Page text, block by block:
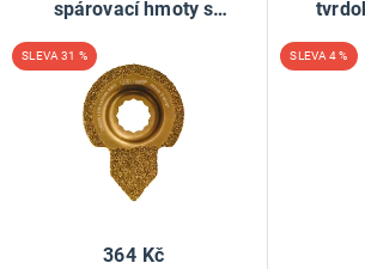
spárovací hmoty s
CARBIDE, cihla, beton -
65mm, pro Fein, Festool
31 %
364 Kč
65mm,
4 %